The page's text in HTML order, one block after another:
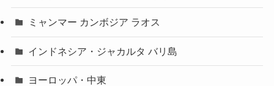
ミャンマー カンボジア ラオス
インドネシア・ジャカルタ バリ島
ヨーロッパ・中東